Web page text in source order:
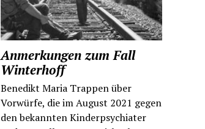
Anmerkungen zum Fall
Winterhoff
Benedikt Maria Trappen über
Vorwürfe, die im August 2021 gegen
den bekannten Kinderpsychiater